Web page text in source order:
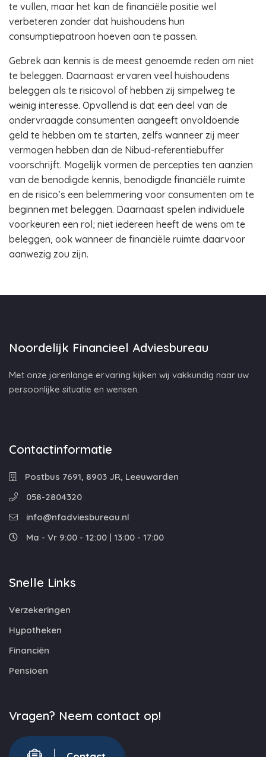
te vullen, maar het kan de financiële positie wel
verbeteren zonder dat huishoudens hun
consumptiepatroon hoeven aan te passen.
Gebrek aan kennis is de meest genoemde reden om niet
te beleggen. Daarnaast ervaren veel huishoudens
beleggen als te risicovol of hebben zij simpelweg te
weinig interesse. Opvallend is dat een deel van de
ondervraagde consumenten aangeeft onvoldoende
geld te hebben om te starten, zelfs wanneer zij meer
vermogen hebben dan de Nibud-referentiebuffer
voorschrijft. Mogelijk vormen de percepties ten aanzien
van de benodigde kennis, benodigde financiële ruimte
en de risico’s een belemmering voor consumenten om te
beginnen met beleggen. Daarnaast spelen individuele
voorkeuren een rol; niet iedereen heeft de wens om te
beleggen, ook wanneer de financiële ruimte daarvoor
aanwezig zou zijn.
Noordelijk Financieel Adviesbureau
Met onze jarenlange ervaring kijken wij vakkundig naar uw
persoonlijke situatie en wensen.
Contactinformatie
Postbus 7691, 8903 JR, Leeuwarden
058-2804320
info@nfadviesbureau.nl
Ma - Vr 9:00 - 12:00 | 13:00 - 17:00
Snelle Links
Verzekeringen
Hypotheken
Financiën
Pensioen
Vragen? Neem contact op!